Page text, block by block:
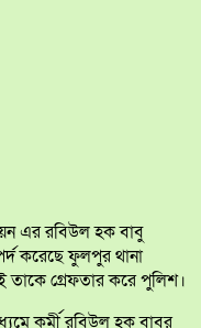
এর রবিউল হক বাবু
করেছে ফুলপুর থানা
গ্রেফতার করে পুলিশ।
কর্মী রবিউল হক বাবুর